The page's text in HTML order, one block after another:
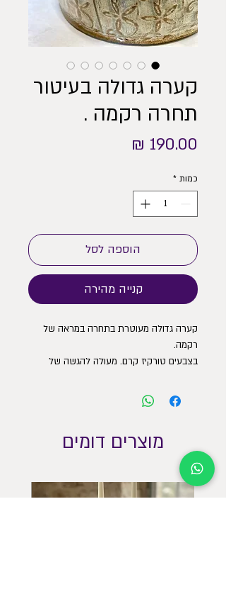
קערה גדולה בעיטור
תחרה רקמה .
כמות *
הוספה לסל
קנייה מהירה
קערה גדולה מעוטרת בתחרה במראה של
רקמה.
בצבעים טורקיז קרם. מעולה להגשה של
קוטר 21 ס״מ גובה 11 ס״מ
מוצרים דומים